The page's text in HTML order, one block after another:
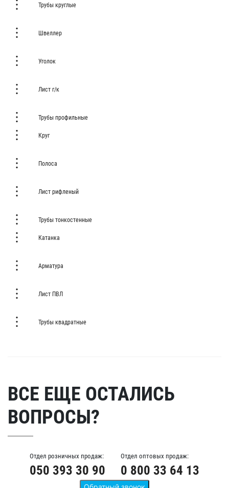
Трубы круглые
Швеллер
Уголок
Лист г/к
Трубы профильные
Круг
Полоса
Лист рифленый
Трубы тонкостенные
Катанка
Арматура
Лист ПВЛ
Трубы квадратные
ВСЕ ЕЩЕ ОСТАЛИСЬ
ВОПРОСЫ?
Отдел розничных продаж:
050 393 30 90
Отдел оптовых продаж:
0 800 33 64 13